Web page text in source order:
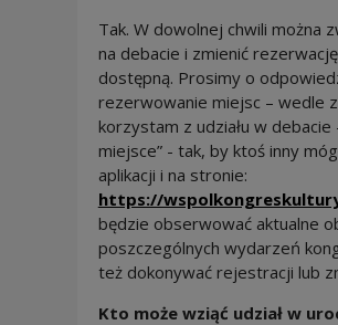
Tak. W dowolnej chwili można
na debacie i zmienić
dostępną. Prosimy o
rezerwowanie miejsc – wedle
korzystam z udziału w debacie
miejsce” - tak, by ktoś inny
aplikacji i na stronie:
https://
będzie obserwować aktualne
poszczególnych wydarzeń
też dokonywać rejestracji lub
Kto może wziąć udział w